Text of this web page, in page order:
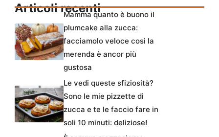
Articoli recentiMamma quanto è buono il
plumcake alla zucca:
facciamolo veloce così la
merenda è ancor più
gustosa
Le vedi queste sfiziosità?
Sono le mie pizzette di
zucca e te le faccio fare in
soli 10 minuti: deliziose!